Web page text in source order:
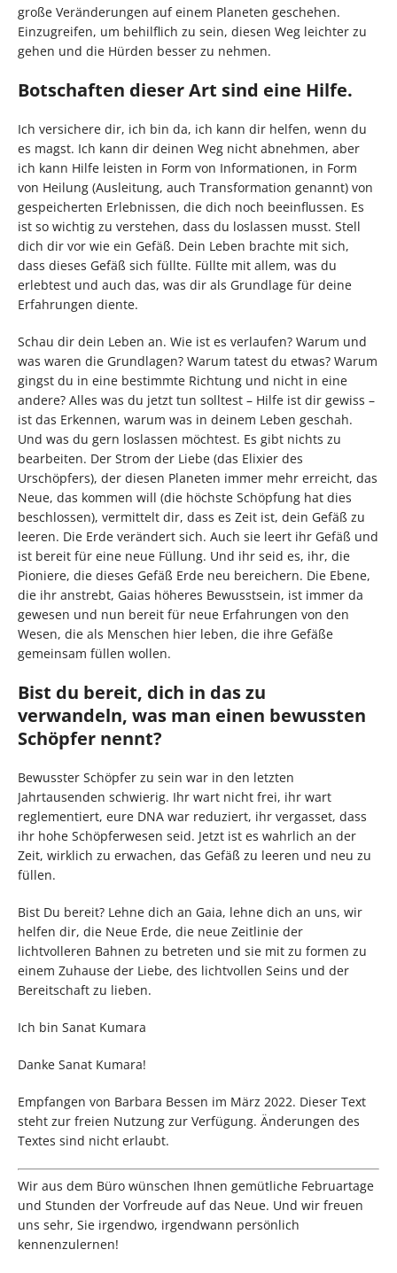
große Veränderungen auf einem Planeten geschehen.
Einzugreifen, um behilflich zu sein, diesen Weg leichter zu
gehen und die Hürden besser zu nehmen.
Botschaften dieser Art sind eine Hilfe.
Ich versichere dir, ich bin da, ich kann dir helfen, wenn du
es magst. Ich kann dir deinen Weg nicht abnehmen, aber
ich kann Hilfe leisten in Form von Informationen, in Form
von Heilung (Ausleitung, auch Transformation genannt) von
gespeicherten Erlebnissen, die dich noch beeinflussen. Es
ist so wichtig zu verstehen, dass du loslassen musst. Stell
dich dir vor wie ein Gefäß. Dein Leben brachte mit sich,
dass dieses Gefäß sich füllte. Füllte mit allem, was du
erlebtest und auch das, was dir als Grundlage für deine
Erfahrungen diente.
Schau dir dein Leben an. Wie ist es verlaufen? Warum und
was waren die Grundlagen? Warum tatest du etwas? Warum
gingst du in eine bestimmte Richtung und nicht in eine
andere? Alles was du jetzt tun solltest – Hilfe ist dir gewiss –
ist das Erkennen, warum was in deinem Leben geschah.
Und was du gern loslassen möchtest. Es gibt nichts zu
bearbeiten. Der Strom der Liebe (das Elixier des
Urschöpfers), der diesen Planeten immer mehr erreicht, das
Neue, das kommen will (die höchste Schöpfung hat dies
beschlossen), vermittelt dir, dass es Zeit ist, dein Gefäß zu
leeren. Die Erde verändert sich. Auch sie leert ihr Gefäß und
ist bereit für eine neue Füllung. Und ihr seid es, ihr, die
Pioniere, die dieses Gefäß Erde neu bereichern. Die Ebene,
die ihr anstrebt, Gaias höheres Bewusstsein, ist immer da
gewesen und nun bereit für neue Erfahrungen von den
Wesen, die als Menschen hier leben, die ihre Gefäße
gemeinsam füllen wollen.
Bist du bereit, dich in das zu
verwandeln, was man einen bewussten
Schöpfer nennt?
Bewusster Schöpfer zu sein war in den letzten
Jahrtausenden schwierig. Ihr wart nicht frei, ihr wart
reglementiert, eure DNA war reduziert, ihr vergasset, dass
ihr hohe Schöpferwesen seid. Jetzt ist es wahrlich an der
Zeit, wirklich zu erwachen, das Gefäß zu leeren und neu zu
füllen.
Bist Du bereit? Lehne dich an Gaia, lehne dich an uns, wir
helfen dir, die Neue Erde, die neue Zeitlinie der
lichtvolleren Bahnen zu betreten und sie mit zu formen zu
einem Zuhause der Liebe, des lichtvollen Seins und der
Bereitschaft zu lieben.
Ich bin Sanat Kumara
Danke Sanat Kumara!
Empfangen von Barbara Bessen im März 2022. Dieser Text
steht zur freien Nutzung zur Verfügung. Änderungen des
Textes sind nicht erlaubt.
Wir aus dem Büro wünschen Ihnen gemütliche Februartage
und Stunden der Vorfreude auf das Neue. Und wir freuen
uns sehr, Sie irgendwo, irgendwann persönlich
kennenzulernen!